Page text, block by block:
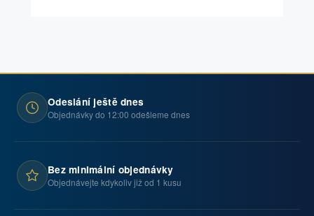
Odeslání ještě dnes
Objednávky do 12:00 odešleme dnes
Bez minimální objednávky
Objednávejte kdykoliv již od 1 kusu